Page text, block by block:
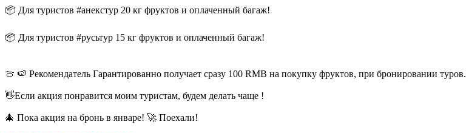
📦 Для туристов #анекстур 20 кг фруктов и оплаченный багаж!
📦 Для туристов #русьтур 15 кг фруктов и оплаченный багаж!
🍈 🍉 Рекомендатель Гарантированно получает сразу 100 RMB на покупку фруктов, при бронировании туров.
👋Если акция понравится моим туристам, будем делать чаще !
🎄 Пока акция на бронь в январе! 🚀 Поехали!